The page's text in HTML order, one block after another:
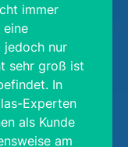
immer
jedoch nur
sehr groß ist
In
Experten
als Kunde
am